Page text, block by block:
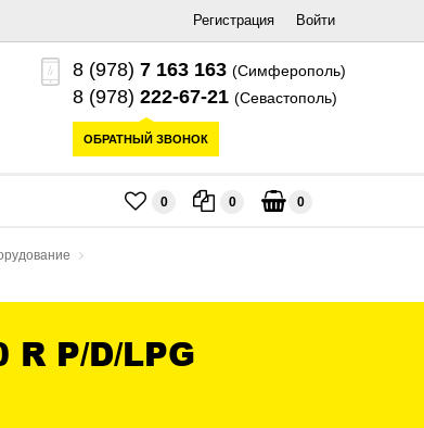
Регистрация Войти
8 (978) 7 163 163 (Симферополь)
8 (978) 222-67-21 (Севастополь)
ОБРАТНЫЙ ЗВОНОК
0 0 0
P/D/LPG